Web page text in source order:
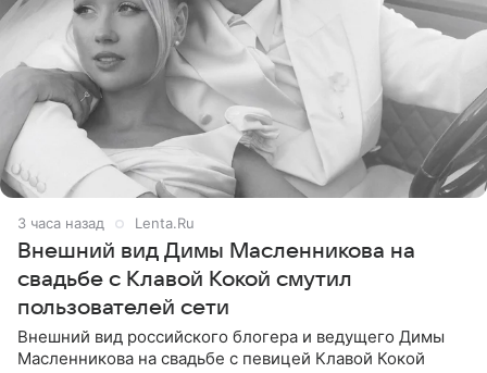
3 часа назад Lenta.Ru
Внешний вид Димы Масленникова на
свадьбе с Клавой Кокой смутил
пользователей сети
Внешний вид российского блогера и ведущего Димы
Масленникова на свадьбе с певицей Клавой Кокой